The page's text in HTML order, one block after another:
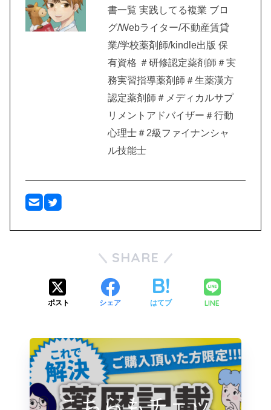
書一覧 実践してる複業 ブロ
グ/Webライター/不動産賃貸
業/学校薬剤師/kindle出版 保
有資格 ＃研修認定薬剤師＃実
務実習指導薬剤師＃生薬漢方
認定薬剤師＃メディカルサプ
リメントアドバイザー＃行動
心理士＃2級ファイナンシャ
ル技能士
SHARE
ポスト シェア はてブ LINE